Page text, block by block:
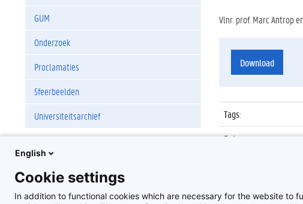
GUM
Onderzoek
Proclamaties
Sfeerbeelden
Universiteitsarchief
Vlnr. prof. Marc Antrop
Download
Tags:
Datum:
English
Cookie settings
In addition to functional cookies which are necessary for the website to